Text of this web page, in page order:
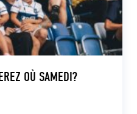
OÙ SAMEDI?